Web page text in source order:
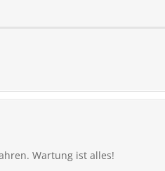
Wartung ist alles!